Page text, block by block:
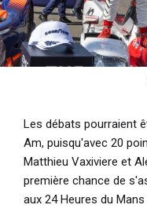
Les débats pourraient
Am, puisqu'avec 20
Matthieu Vaxiviere et
première chance de
aux 24 Heures du